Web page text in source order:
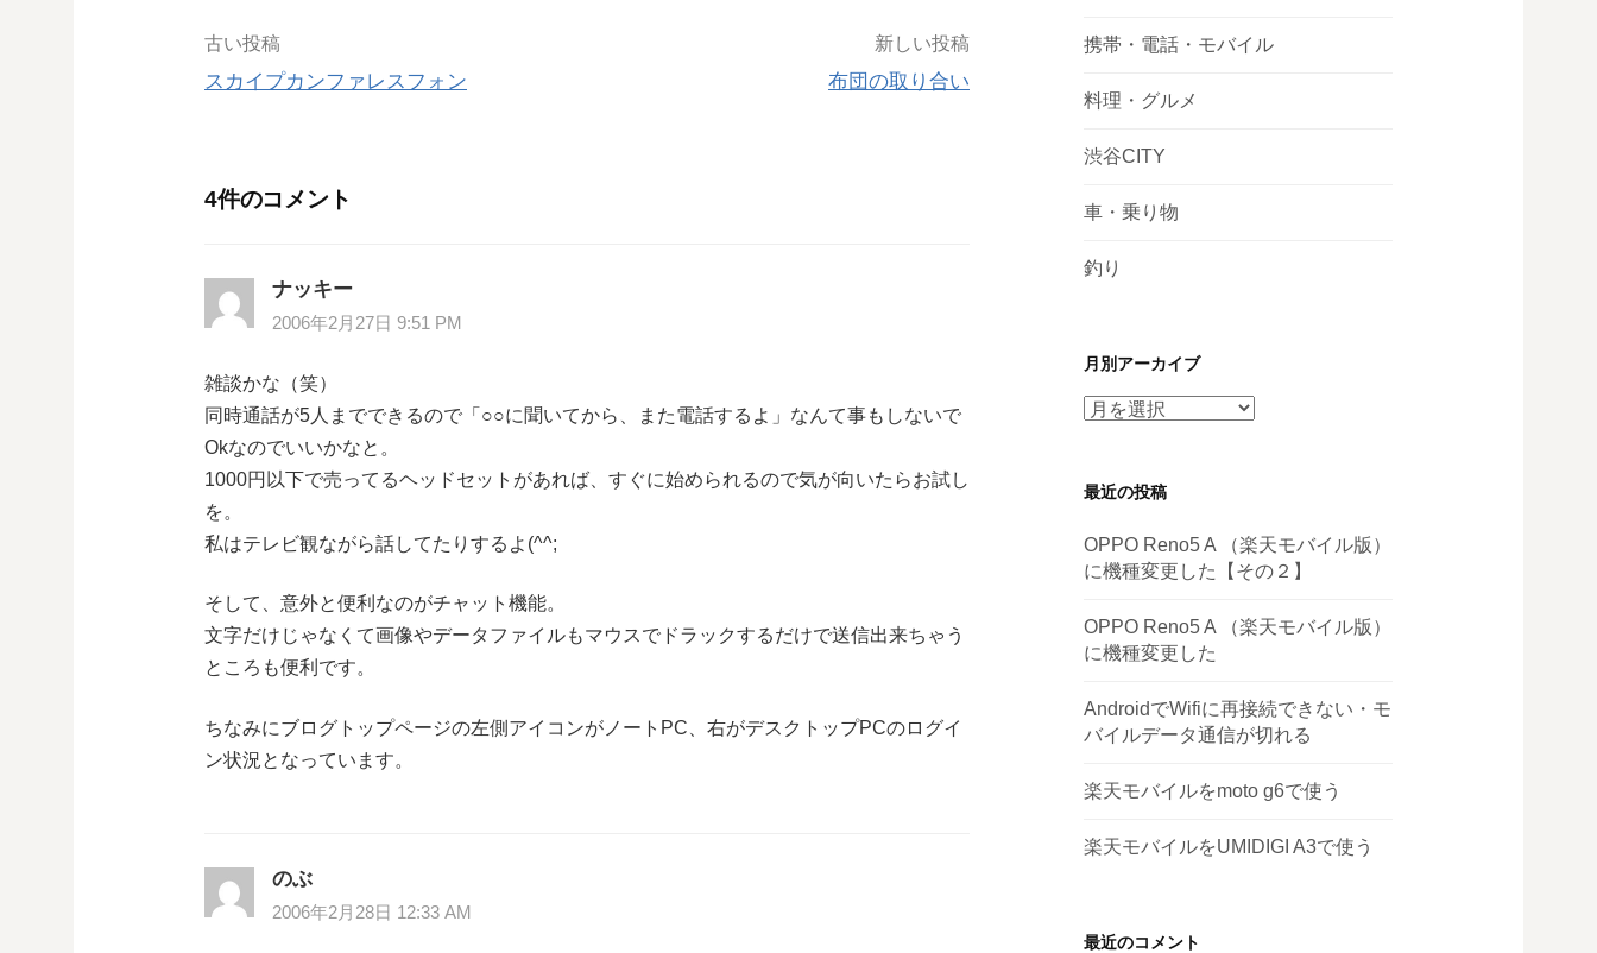
投
ビ
ゲ
ー
シ
ョ
ン
古い投稿
スカイプカンファレスフォン
新しい投稿
布団の取り合い
4件のコメント
ナッキー
2006年2月27日 9:51 PM
雑談かな（笑）
同時通話が5人までできるので「○○に聞いてから、また電話するよ」なんて事もしないで
Okなのでいいかなと。
1000円以下で売ってるヘッドセットがあれば、すぐに始められるので気が向いたらお試し
を。
私はテレビ観ながら話してたりするよ(^^;
そして、意外と便利なのがチャット機能。
文字だけじゃなくて画像やデータファイルもマウスでドラックするだけで送信出来ちゃう
ところも便利です。
ちなみにブログトップページの左側アイコンがノートPC、右がデスクトップPCのログイ
ン状況となっています。
のぶ
2006年2月28日 12:33 AM
携帯・電話・モバイル
料理・グルメ
渋谷CITY
車・乗り物
釣り
月別アーカイブ
月
ー
イ
ブ
最近の投稿
OPPO Reno5 A （楽天モバイル版）
に機種変更した【その２】
OPPO Reno5 A （楽天モバイル版）
に機種変更した
AndroidでWifiに再接続できない・モ
バイルデータ通信が切れる
楽天モバイルをmoto g6で使う
楽天モバイルをUMIDIGI A3で使う
最近のコメント